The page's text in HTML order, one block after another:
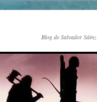
Blog de Salvador Sáinz